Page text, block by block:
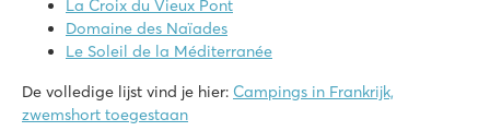
Zwemparadijs met binnenbad en lazy river
Gave tokkelbaan & boomklimparcours
Zeilschool in de buurt
Atlantic Club Montalivet
Atlantic Club Montalivet
La Croix du Vieux Pont
Domaine des Naïades
Le Soleil de la Méditerranée
De volledige lijst vind je hier: Campings in Frankrijk,
zwemshort toegestaan